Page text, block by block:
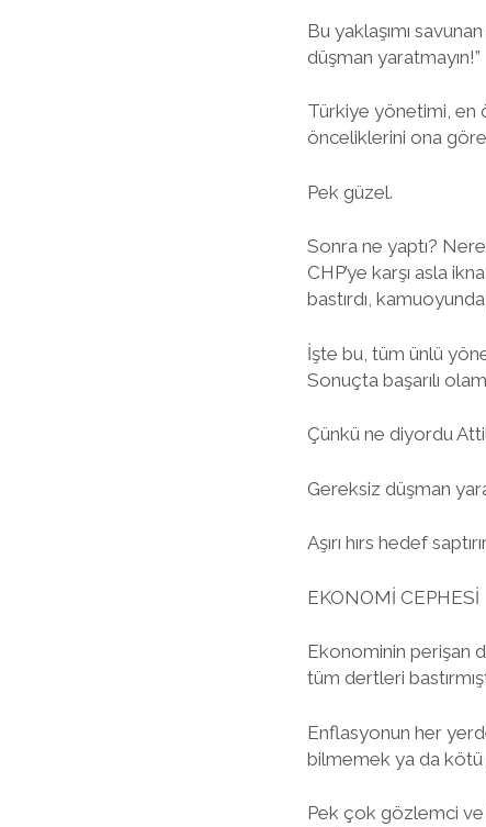
Bu yaklaşımı
düşman yaratmayın!”
Türkiye yönetimi, en
önceliklerini ona göre
Pek güzel.
Sonra ne yaptı?
CHP’ye karşı asla
bastırdı,
İşte bu, tüm ünlü
Sonuçta başarılı
Çünkü ne diyordu
Gereksiz düşman
Aşırı hırs hedef
EKONOMİ CEPHESİ
Ekonominin perişan
tüm dertleri
Enflasyonun her
bilmemek ya da kötü
Pek çok gözlemci ve